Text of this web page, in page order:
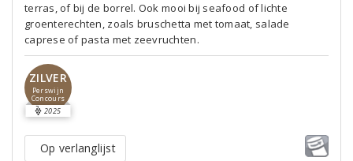
terras, of bij de borrel. Ook mooi bij seafood of lichte
groenterechten, zoals bruschetta met tomaat, salade
caprese of pasta met zeevruchten.
ZILVER
Perswijn
Concours
2025
Op verlanglijst